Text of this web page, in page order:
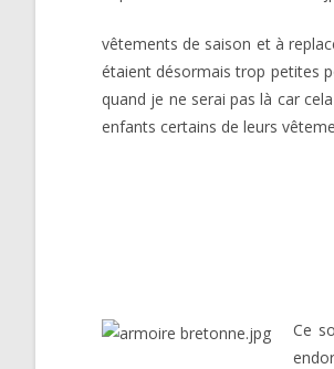
vêtements de saison et à
étaient désormais trop petites
quand je ne serai pas là car
enfants certains de leurs
Ce